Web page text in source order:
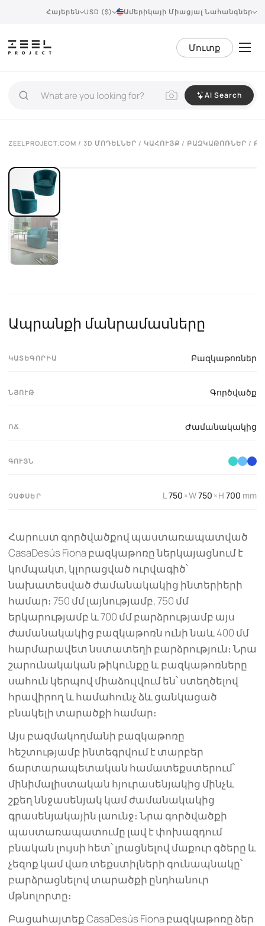
Հայերեն USD ($) Ամերիկայի Միացյալ Նահանգներ
Մուտք
AI Search
ZEELPROJECT.COM / 3D ՄՈԴԵԼՆԵՐ / ԿԱՀՈՒՅՔ / ԲԱԶԿԱԹՈՌՆԵՐ /
VIEW 360°
Ապրանքի մանրամասները
ԿԱՏԵԳՈՐԻԱ Բազկաթոռներ
ՆՅՈՒԹ Գործվածք
ՈՃ Ժամանակակից
ԳՈՒՅՆ
ՉԱՓՍԵՐ L750 ×W750 ×H 700 mm
Հարուստ գործվածքով պաստառապատված
CasaDesús Fiona բազկաթոռը ներկայացնում է
կոմպակտ, կլորացված ուրվագիծ՝
նախատեսված ժամանակակից ինտերիերի
համար։ 750 մմ լայնությամբ, 750 մմ
երկարությամբ և 700 մմ բարձրությամբ այս
ժամանակակից բազկաթոռն ունի նաև 400 մմ
հարմարավետ նստատեղի բարձրություն։ Նրա
շարունակական թիկունքը և բազկաթոռները
սահուն կերպով միաձուլվում են՝ ստեղծելով
հրավիրող և համահունչ ձև ցանկացած
բնակելի տարածքի համար։
Այս բազմակողմանի բազկաթոռը
հեշտությամբ ինտեգրվում է տարբեր
ճարտարապետական համատեքստերում՝
մինիմալիստական հյուրասենյակից մինչև
շքեղ ննջասենյակ կամ ժամանակակից
գրասենյակային լաունջ։ Նրա գործվածքի
պաստառապատումը լավ է փոխազդում
բնական լույսի հետ՝ լրացնելով մաքուր գծերը և
չեզոք կամ վառ տեքստիլների գունապնակը՝
բարձրացնելով տարածքի ընդհանուր
մթնոլորտը։
Բացահայտեք CasaDesús Fiona բազկաթոռը ձեր